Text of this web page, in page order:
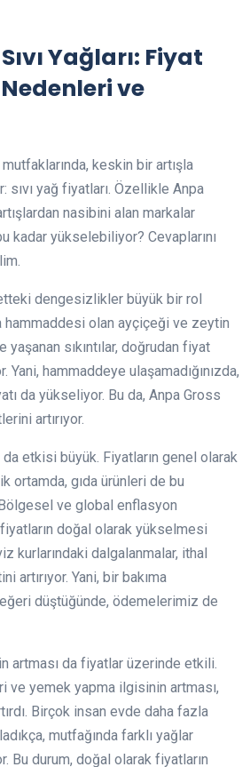
Yağları: Fiyat
ve
keskin bir artışla
sıvı yağ fiyatları. Özellikle Anpa
nasibini alan markalar
kadar yükselebiliyor? Cevaplarını
dengesizlikler büyük bir rol
hammaddesi olan ayçiçeği ve zeytin
sıkıntılar, doğrudan fiyat
Yani, hammaddeye ulaşamadığınızda,
da yükseliyor. Bu da, Anpa Gross
artırıyor.
etkisi büyük. Fiyatların genel olarak
ortamda, gıda ürünleri de bu
ve global enflasyon
fiyatların doğal olarak yükselmesi
kurlarındaki dalgalanmalar, ithal
artırıyor. Yani, bir bakıma
düştüğünde, ödemelerimiz de
artması da fiyatlar üzerinde etkili.
ve yemek yapma ilgisinin artması,
Birçok insan evde daha fazla
mutfağında farklı yağlar
Bu durum, doğal olarak fiyatların